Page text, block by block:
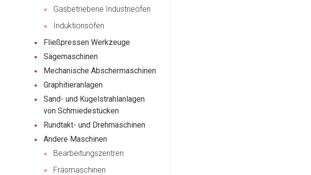
Gasbetriebene Industrieöfen
Induktionsöfen
Fließpressen Werkzeuge
Sägemaschinen
Mechanische Abschermaschinen
Graphitieranlagen
Sand- und Kugelstrahlanlagen
von Schmiedestücken
Rundtakt- und Drehmaschinen
Andere Maschinen
Bearbeitungszentren
Fräsmaschinen